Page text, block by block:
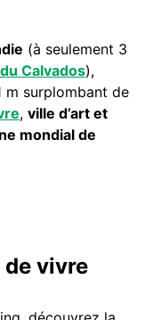
(à seulement 3
Calvados),
m surplombant de
, ville d’art et
mondial de
de vivre